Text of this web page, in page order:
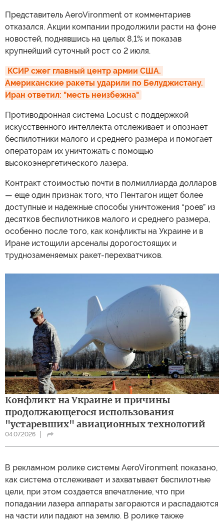
Представитель AeroVironment от комментариев
отказался. Акции компании продолжили расти на фоне
новостей, поднявшись на целых 8,1% и показав
крупнейший суточный рост со 2 июля.
КСИР сжег главный центр армии США.
Американские ракеты ударили по Белуджистану.
Иран ответил: "месть неизбежна"
Противодронная система Locust с поддержкой
искусственного интеллекта отслеживает и опознает
беспилотники малого и среднего размера и помогает
операторам их уничтожать с помощью
высокоэнергетического лазера.
Контракт стоимостью почти в полмиллиарда долларов
— еще один признак того, что Пентагон ищет более
доступные и надежные способы уничтожения “роев” из
десятков беспилотников малого и среднего размера,
особенно после того, как конфликты на Украине и в
Иране истощили арсеналы дорогостоящих и
труднозаменяемых ракет-перехватчиков.
Конфликт на Украине и причины
продолжающегося использования
"устаревших" авиационных технологий
04.07.2026
В рекламном ролике системы AeroVironment показано,
как система отслеживает и захватывает беспилотные
цели, при этом создается впечатление, что при
попадании лазера аппараты загораются и распадаются
на части или падают на землю. В ролике также